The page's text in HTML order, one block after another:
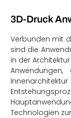
3D-Druck
Verbunden mit
sind die
in der
Technologien